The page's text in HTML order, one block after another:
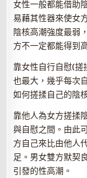
女性一般都能借助
易藉其性器來使女
陰核高潮強度最弱
方不一定都能得到
靠女性自行自慰(
也最大，幾乎每次
如何搓揉自己的陰
靠他人為女方搓揉
與自慰之間。由此
方自己來比由他人
足。男女雙方默契
引發的性高潮。